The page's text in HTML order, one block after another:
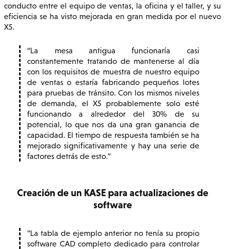
conducto entre el equipo de ventas, la oficina y el taller, y su
eficiencia se ha visto mejorada en gran medida por el nuevo
X5.
La mesa antigua funcionaría casi
constantemente tratando de mantenerse al día
con los requisitos de muestra de nuestro equipo
de ventas o estaría fabricando pequeños lotes
para pruebas de tránsito. Con los mismos niveles
de demanda, el X5 probablemente solo esté
funcionando a alrededor del 30% de su
potencial, lo que nos da una gran ganancia de
capacidad. El tiempo de respuesta también se ha
mejorado significativamente y hay una serie de
factores detrás de esto.
Creación de un KASE para actualizaciones de
software
La tabla de ejemplo anterior no tenía su propio
software CAD completo dedicado para controlar